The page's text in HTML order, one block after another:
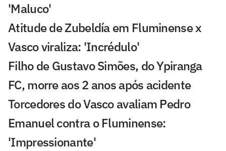
'Maluco'
Atitude de Zubeldía em Fluminense x
Vasco viraliza: 'Incrédulo'
Filho de Gustavo Simões, do Ypiranga
FC, morre aos 2 anos após acidente
Torcedores do Vasco avaliam Pedro
Emanuel contra o Fluminense:
'Impressionante'